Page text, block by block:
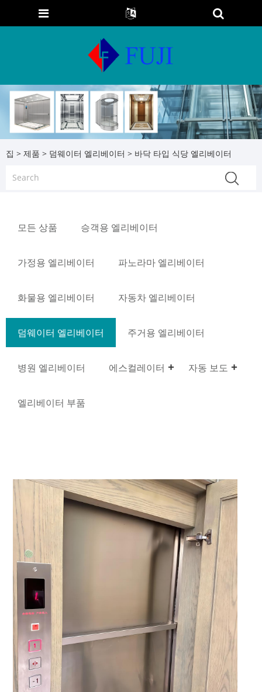
집 > 제품 > 덤웨이터 엘리베이터 > 바닥 타입 식당 엘리베이터
모든 상품 승객용 엘리베이터
가정용 엘리베이터 파노라마 엘리베이터
화물용 엘리베이터 자동차 엘리베이터
덤웨이터 엘리베이터 주거용 엘리베이터
병원 엘리베이터 에스컬레이터 자동 보도
엘리베이터 부품